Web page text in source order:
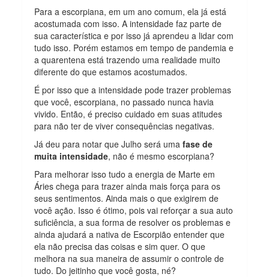
Para a escorpiana, em um ano comum, ela já está
acostumada com isso. A intensidade faz parte de
sua característica e por isso já aprendeu a lidar com
tudo isso. Porém estamos em tempo de pandemia e
a quarentena está trazendo uma realidade muito
diferente do que estamos acostumados.
É por isso que a intensidade pode trazer problemas
que você, escorpiana, no passado nunca havia
vivido. Então, é preciso cuidado em suas atitudes
para não ter de viver consequências negativas.
Já deu para notar que Julho será uma fase de
muita intensidade, não é mesmo escorpiana?
Para melhorar isso tudo a energia de Marte em
Áries chega para trazer ainda mais força para os
seus sentimentos. Ainda mais o que exigirem de
você ação. Isso é ótimo, pois vai reforçar a sua auto
suficiência, a sua forma de resolver os problemas e
ainda ajudará a nativa de Escorpião entender que
ela não precisa das coisas e sim quer. O que
melhora na sua maneira de assumir o controle de
tudo. Do jeitinho que você gosta, né?